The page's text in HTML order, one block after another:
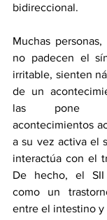
bidireccional.
Muchas
no padecen el
irritable, sienten
de un
las pone
acontecimientos
a su vez activa el
interactúa con el
De hecho, el
como un
entre el intestino y